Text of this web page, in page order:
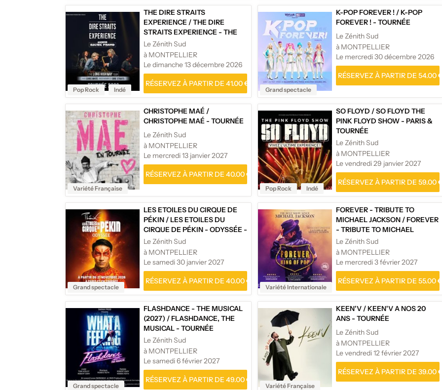
Pop Rock Indé
THE DIRE STRAITS
EXPERIENCE /THE DIRE
STRAITS EXPERIENCE - THE
LONG HIGHWAY TOUR 2026
Le Zénith Sud
à MONTPELLIER
Le dimanche 13 décembre 2026
RÉSERVEZ À PARTIR DE 41.00 €
Grand spectacle
K-POP FOREVER ! /K-POP
FOREVER ! - TOURNÉE
Le Zénith Sud
à MONTPELLIER
Le mercredi 30 décembre 2026
RÉSERVEZ À PARTIR DE 54.00
Variété Française
CHRISTOPHE MAÉ /
CHRISTOPHE MAÉ - TOURNÉE
Le Zénith Sud
à MONTPELLIER
Le mercredi 13 janvier 2027
RÉSERVEZ À PARTIR DE 40.00 €
Pop Rock Indé
SO FLOYD /SO FLOYD THE
PINK FLOYD SHOW - PARIS &
TOURNÉE
Le Zénith Sud
à MONTPELLIER
Le vendredi 29 janvier 2027
RÉSERVEZ À PARTIR DE 59.00
Grand spectacle
LES ETOILES DU CIRQUE DE
PÉKIN /LES ETOILES DU
CIRQUE DE PÉKIN - ODYSSÉE -
TOURNÉE
Le Zénith Sud
à MONTPELLIER
Le samedi 30 janvier 2027
RÉSERVEZ À PARTIR DE 40.00 €
Variété Internationale
FOREVER - TRIBUTE TO
MICHAEL JACKSON /FOREVER
- TRIBUTE TO MICHAEL
JACKSON - TOURNÉE
Le Zénith Sud
à MONTPELLIER
Le mercredi 3 février 2027
RÉSERVEZ À PARTIR DE 55.00 €
Grand spectacle
FLASHDANCE - THE MUSICAL
(2027) /FLASHDANCE, THE
MUSICAL - TOURNÉE
Le Zénith Sud
à MONTPELLIER
Le samedi 6 février 2027
RÉSERVEZ À PARTIR DE 49.00 €
Variété Française
KEEN'V /KEEN'V A NOS 20
ANS - TOURNÉE
Le Zénith Sud
à MONTPELLIER
Le vendredi 12 février 2027
RÉSERVEZ À PARTIR DE 39.00